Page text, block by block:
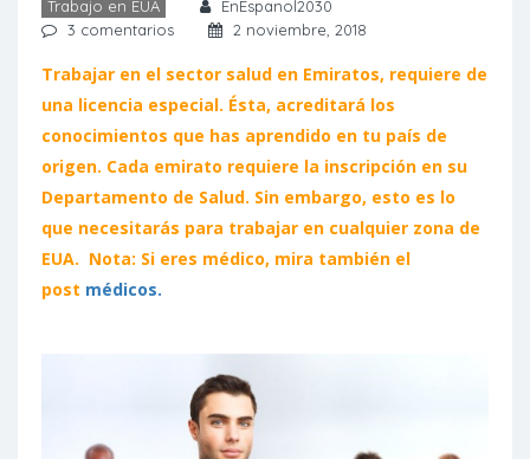
Trabajo en EUA
EnEspanol2030
3 comentarios
2 noviembre, 2018
Trabajar en el sector salud en Emiratos, requiere de
una licencia especial. Ésta, acreditará los
conocimientos que has aprendido en tu país de
origen. Cada emirato requiere la inscripción en su
Departamento de Salud. Sin embargo, esto es lo
que necesitarás para trabajar en cualquier zona de
EUA. Nota: Si eres médico, mira también el
post médicos.